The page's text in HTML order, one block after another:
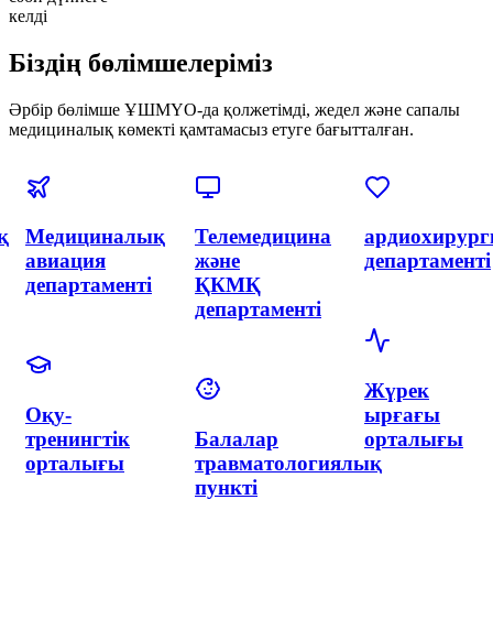
келді
Біздің бөлімшелеріміз
Әрбір бөлімше ҰШМҮО-да қолжетімді, жедел және сапалы
медициналық көмекті қамтамасыз етуге бағытталған.
Эндоваскулярлық
хирургия
және
департаменті
Акушерлік
және
гинекология
орталығы
Гинекология
департаменті
Акушерлік
департаменті
департаменті